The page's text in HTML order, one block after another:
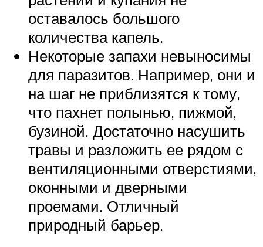
оставалось большого
количества капель.
Некоторые запахи невыносимы
для паразитов. Например, они и
на шаг не приблизятся к тому,
что пахнет полынью, пижмой,
бузиной. Достаточно насушить
травы и разложить ее рядом с
вентиляционными отверстиями,
оконными и дверными
проемами. Отличный
природный барьер.